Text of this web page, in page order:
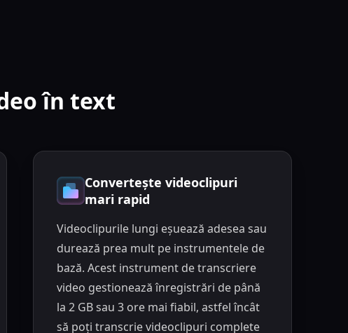
în text
Convertește videoclipuri
mari rapid
Videoclipurile lungi eșuează adesea sau
durează prea mult pe instrumentele de
bază. Acest instrument de transcriere
video gestionează înregistrări de până
la 2 GB sau 3 ore mai fiabil, astfel încât
să poți transcrie videoclipuri complete